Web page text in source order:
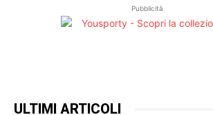
Pubblicità
ULTIMI ARTICOLI